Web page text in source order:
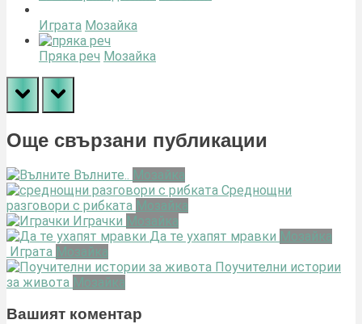
Играта Мозайка
Пряка реч Мозайка
prev next
Още свързани публикации
Вълните.. Мозайка
Среднощни
разговори с рибката Мозайка
Играчки Мозайка
Да те ухапят мравки Мозайка
Играта Мозайка
Поучителни истории
за живота Мозайка
Вашият коментар